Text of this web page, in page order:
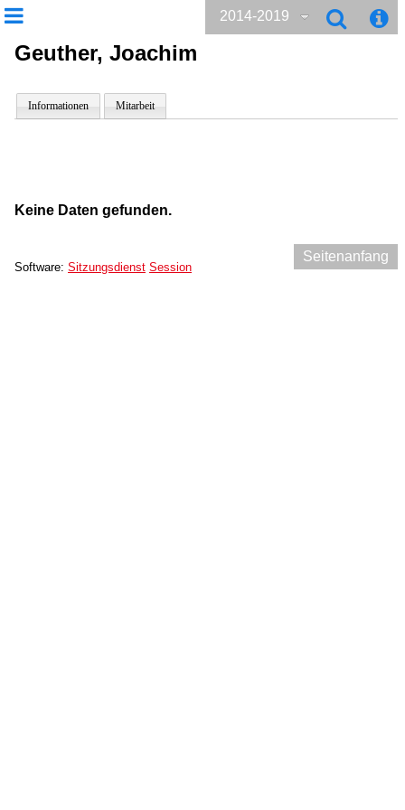
2014-2019
Geuther, Joachim
Informationen Mitarbeit
Keine Daten gefunden.
Seitenanfang
Software: Sitzungsdienst Session